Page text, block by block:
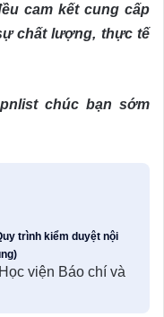
cam kết cung cấp
chất lượng, thực tế
chúc bạn sớm
trình kiểm duyệt nội
viện Báo chí và